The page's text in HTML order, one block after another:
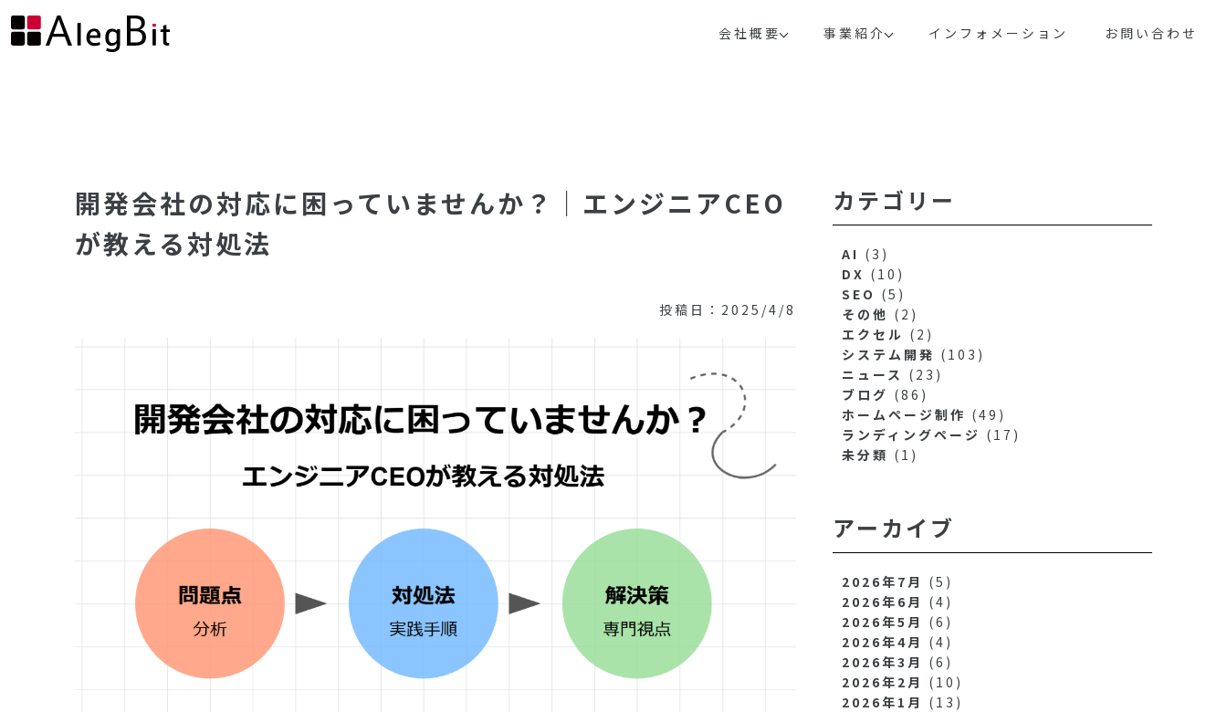
会社概要 事業紹介 インフォメーション お問い合わせ
開発会社の対応に困っていませんか？｜エンジニアCEO
が教える対処法
投稿日：2025/4/8
カテゴリー
AI (3)
DX (10)
SEO (5)
その他 (2)
エクセル (2)
システム開発 (103)
ニュース (23)
ブログ (86)
ホームページ制作 (49)
ランディングページ (17)
未分類 (1)
アーカイブ
2026年7月 (5)
2026年6月 (4)
2026年5月 (6)
2026年4月 (4)
2026年3月 (6)
2026年2月 (10)
2026年1月 (13)